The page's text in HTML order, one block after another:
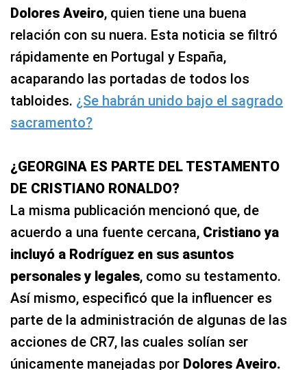
Dolores Aveiro, quien tiene una buena
relación con su nuera. Esta noticia se filtró
rápidamente en Portugal y España,
acaparando las portadas de todos los
tabloides. ¿Se habrán unido bajo el sagrado
sacramento?
¿GEORGINA ES PARTE DEL TESTAMENTO
DE CRISTIANO RONALDO?
La misma publicación mencionó que, de
acuerdo a una fuente cercana, Cristiano ya
incluyó a Rodríguez en sus asuntos
personales y legales, como su testamento.
Así mismo, especificó que la influencer es
parte de la administración de algunas de las
acciones de CR7, las cuales solían ser
únicamente manejadas por Dolores Aveiro.